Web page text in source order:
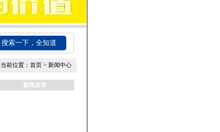
搜索一下，全知道
当前位置： 首页 > 新闻中心
新闻发布